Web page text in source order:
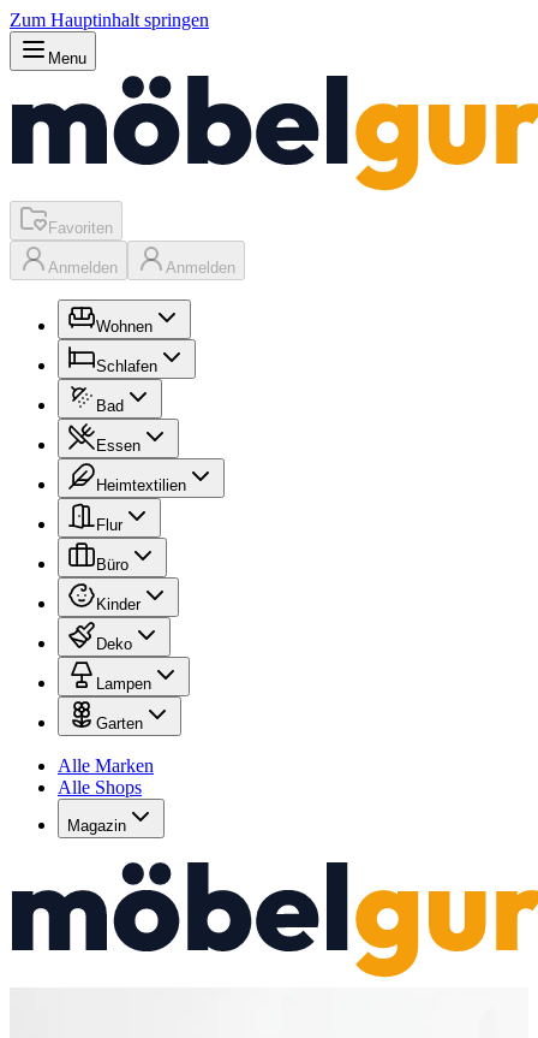
Zum Hauptinhalt springen
Menu
Favoriten
Anmelden Anmelden
Wohnen
Schlafen
Bad
Essen
Heimtextilien
Flur
Büro
Kinder
Deko
Lampen
Garten
Alle Marken
Alle Shops
Magazin